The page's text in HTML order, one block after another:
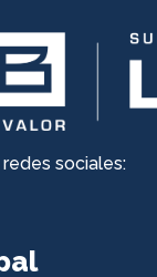
sociales: